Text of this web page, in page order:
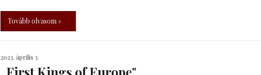
Tovább olvasom »
2023. április 3.